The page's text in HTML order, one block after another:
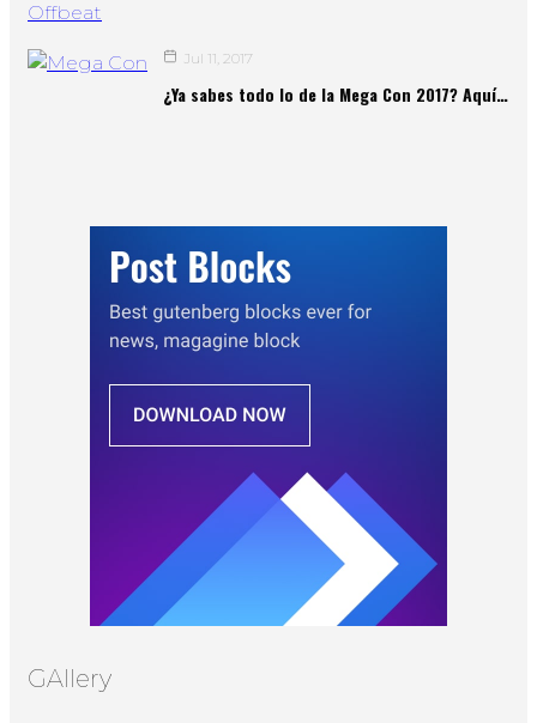
Jul 11, 2017
¿Ya sabes todo lo de la Mega Con 2017? Aquí…
GAllery